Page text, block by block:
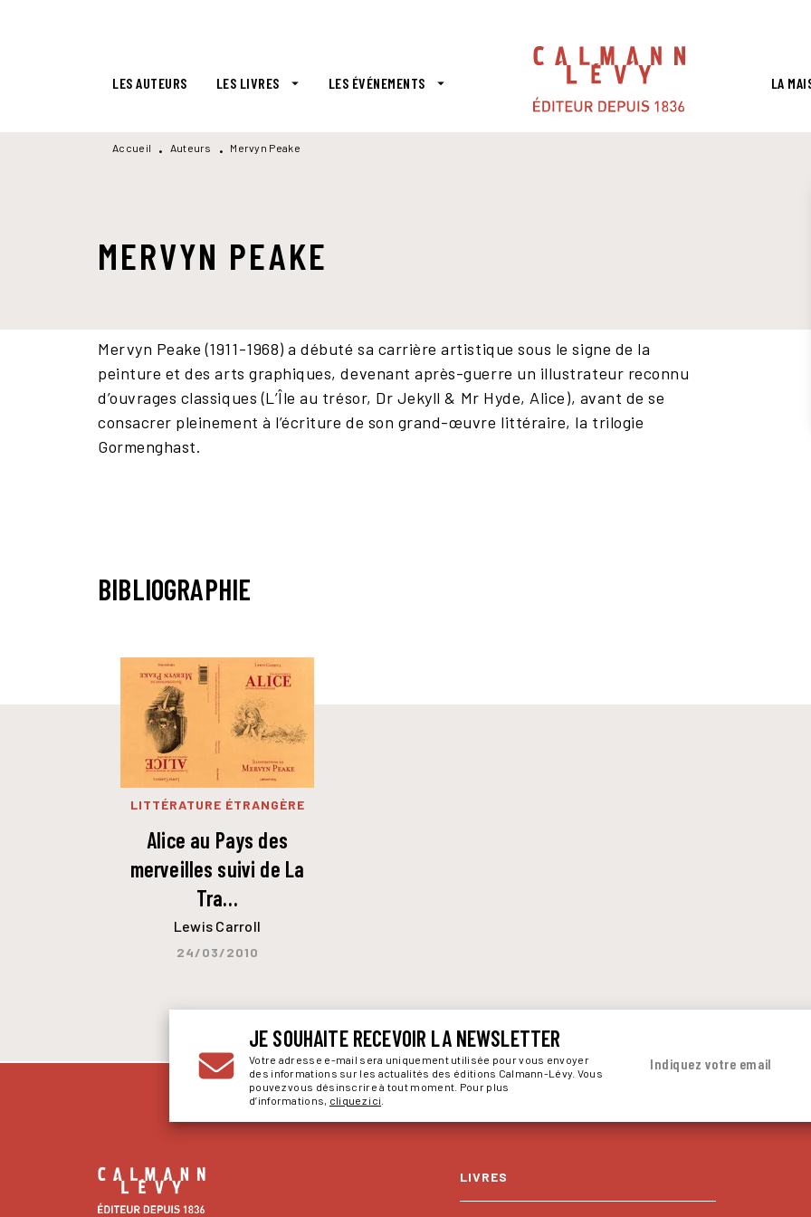
LES AUTEURS LES LIVRES arrow_drop_down LES ÉVÉNEMENTS arrow_drop_down LA
Accueil • Auteurs • Mervyn Peake
MERVYN PEAKE
Mervyn Peake (1911-1968) a débuté sa carrière artistique sous le signe de la
peinture et des arts graphiques, devenant après-guerre un illustrateur reconnu
d’ouvrages classiques (L’Île au trésor, Dr Jekyll & Mr Hyde, Alice), avant de se
consacrer pleinement à l’écriture de son grand-œuvre littéraire, la trilogie
Gormenghast.
BIBLIOGRAPHIE
LITTÉRATURE ÉTRANGÈRE
Alice au Pays des
merveilles suivi de La
Tra…
Lewis Carroll
24/03/2010
JE SOUHAITE RECEVOIR LA NEWSLETTER
Votre adresse e-mail sera uniquement utilisée pour vous envoyer
des informations sur les actualités des éditions Calmann-Lévy. Vous
pouvez vous désinscrire à tout moment. Pour plus
d’informations, cliquez ici
Indiquez votre email
LIVRES